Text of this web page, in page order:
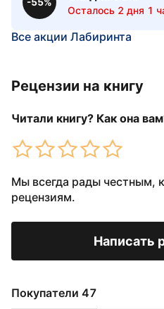
Осталось 2 дня 1
Все акции Лабиринта
Рецензии на книгу
Читали книгу? Как она
Мы всегда рады честным,
рецензиям.
Написать
Покупатели 47